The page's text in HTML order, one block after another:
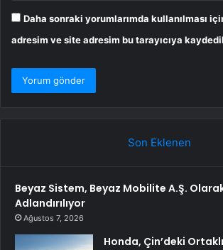
Daha sonraki yorumlarımda kullanılması
adresim ve site adresim bu tarayıcıya
Son Eklenen
Beyaz Sistem, Beyaz Mobilite A.Ş.
Adlandırılıyor
Ağustos 7, 2026
Honda, Çin’deki